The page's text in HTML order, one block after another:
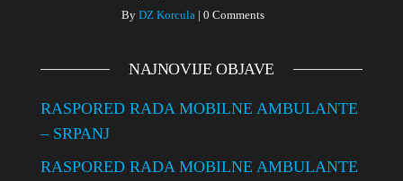
By DZ Korcula | 0 Comments
NAJNOVIJE OBJAVE
RASPORED RADA MOBILNE AMBULANTE
– SRPANJ
RASPORED RADA MOBILNE AMBULANTE